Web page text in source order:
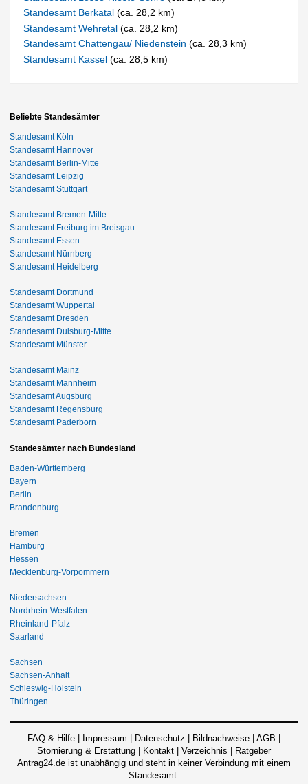
Standesamt Berkatal(ca. 28,2 km)
Standesamt Wehretal(ca. 28,2 km)
Standesamt Chattengau/ Niedenstein(ca. 28,3 km)
Standesamt Kassel(ca. 28,5 km)
Beliebte Standesämter
Standesamt Köln
Standesamt Hannover
Standesamt Berlin-Mitte
Standesamt Leipzig
Standesamt Stuttgart
Standesamt Bremen-Mitte
Standesamt Freiburg im Breisgau
Standesamt Essen
Standesamt Nürnberg
Standesamt Heidelberg
Standesamt Dortmund
Standesamt Wuppertal
Standesamt Dresden
Standesamt Duisburg-Mitte
Standesamt Münster
Standesamt Mainz
Standesamt Mannheim
Standesamt Augsburg
Standesamt Regensburg
Standesamt Paderborn
Standesämter nach Bundesland
Baden-Württemberg
Bayern
Berlin
Brandenburg
Bremen
Hamburg
Hessen
Mecklenburg-Vorpommern
Niedersachsen
Nordrhein-Westfalen
Rheinland-Pfalz
Saarland
Sachsen
Sachsen-Anhalt
Schleswig-Holstein
Thüringen
FAQ & Hilfe | Impressum | Datenschutz | Bildnachweise | AGB |
Stornierung & Erstattung | Kontakt | Verzeichnis | Ratgeber
Antrag24.de ist unabhängig und steht in keiner Verbindung mit einem
Standesamt.